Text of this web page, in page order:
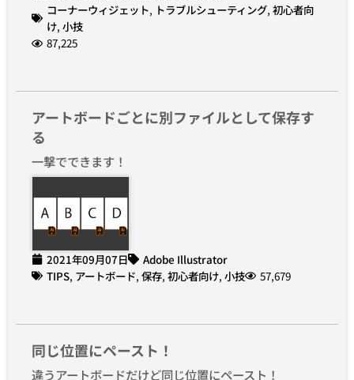
コーナーウィジェット, トラブルシューティング, 初心者向
け, 小技
87,225
アートボードごとに別ファイルとして保存す
る
一撃でできます！
2021年09月07日
Adobe Illustrator
TIPS, アートボード, 保存, 初心者向け, 小技 57,679
同じ位置にペースト！
違うアートボードだけど同じ位置にペースト！